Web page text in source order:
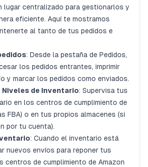
lugar centralizado para gestionarlos y
eficiente. Aquí te mostramos
al tanto de tus pedidos e
: Desde la pestaña de Pedidos,
los pedidos entrantes, imprimir
y marcar los pedidos como enviados.
Niveles de Inventario: Supervisa tus
en los centros de cumplimiento de
FBA) o en tus propios almacenes (si
por tu cuenta).
: Cuando el inventario está
nuevos envíos para reponer tus
centros de cumplimiento de Amazon